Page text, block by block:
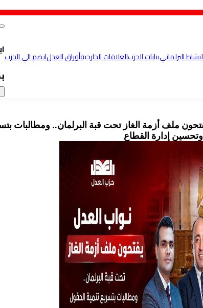
البرلمانيبيانات الحزبالعلاقات الخارجيةأوراق العدلانضم الي الحزب
ملف أزمة الغاز تحت قبة البرلمان.. ومطالبات
إدارة القطاع